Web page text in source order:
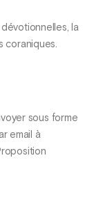
dévotionnelles, la
coraniques.
sous forme
email à